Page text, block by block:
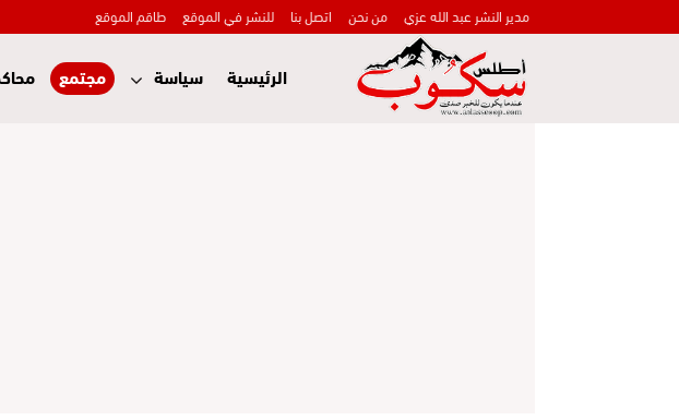
مدير النشر عبد الله عزي من نحن اتصل بنا للنشر في الموقع طاقم الموقع
الرئيسية سياسة مجتمع